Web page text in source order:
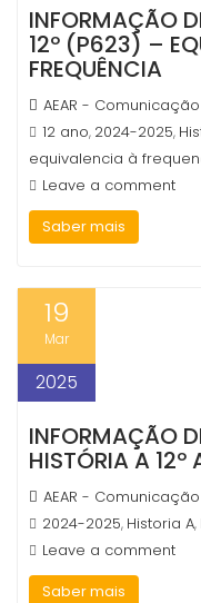
INFORMAÇÃO
12º (P623) –
FREQUÊNCIA
AEAR - Comunicação
12 ano, 2024-2025,
equivalencia à
Leave a comment
Saber mais
19
Mar
2025
INFORMAÇÃO
HISTÓRIA A 12º
AEAR - Comunicação
2024-2025, Historia A,
Leave a comment
Saber mais